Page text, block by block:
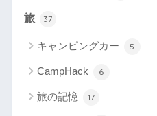
旅 37
キャンピングカー 5
CampHack 6
旅の記憶 17